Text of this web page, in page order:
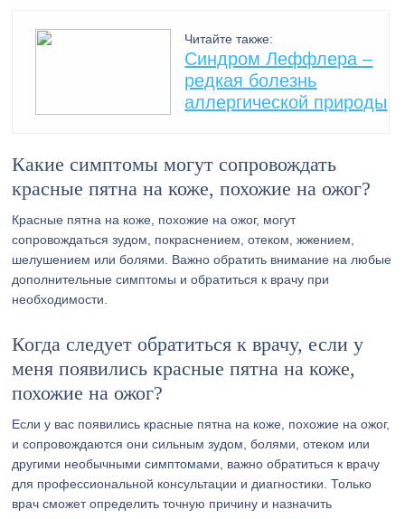
Читайте также:
Cиндром Леффлера –
редкая болезнь
аллергической природы
Какие симптомы могут сопровождать
красные пятна на коже, похожие на ожог?
Красные пятна на коже, похожие на ожог, могут
сопровождаться зудом, покраснением, отеком, жжением,
шелушением или болями. Важно обратить внимание на любые
дополнительные симптомы и обратиться к врачу при
необходимости.
Когда следует обратиться к врачу, если у
меня появились красные пятна на коже,
похожие на ожог?
Если у вас появились красные пятна на коже, похожие на ожог,
и сопровождаются они сильным зудом, болями, отеком или
другими необычными симптомами, важно обратиться к врачу
для профессиональной консультации и диагностики. Только
врач сможет определить точную причину и назначить